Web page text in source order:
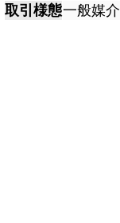
取引様態一般媒介